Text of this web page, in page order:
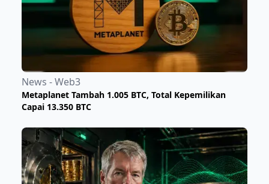
News - Web3
Metaplanet Tambah 1.005 BTC, Total Kepemilikan
Capai 13.350 BTC